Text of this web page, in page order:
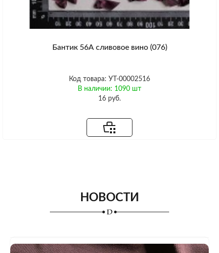
Бантик 56А сливовое вино (076)
Код товара: УТ-00002516
В наличии: 1090 шт
16 руб.
НОВОСТИ